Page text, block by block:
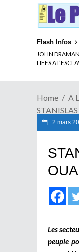
Flash Infos
ELECTION DE
Quand Patrice
Home
A
2 mars
Les
peuple